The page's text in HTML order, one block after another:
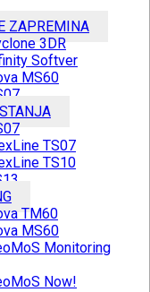
ZAPREMINA
3DR
Softver
MS60
TS07
TS10
TM60
MS60
Monitoring
Now!